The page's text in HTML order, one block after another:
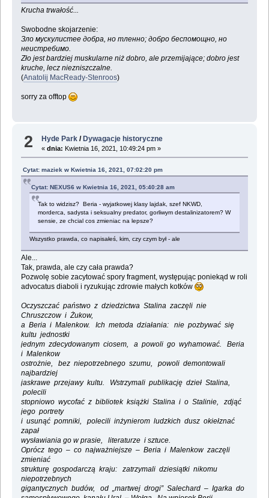
Krucha trwałość...
Swobodne skojarzenie:
Зло мускулистее добра, но тленно; добро беспомощно, но
неистребимо.
Zło jest bardziej muskularne niż dobro, ale przemijające; dobro jest
kruche, lecz niezniszczalne.
(Anatolij MacReady-Stenroos)
sorry za offtop
2 Hyde Park /Dywagacje historyczne
«dnia: Kwietnia 16, 2021, 10:49:24 pm »
Cytat: maziek w Kwietnia 16, 2021, 07:02:20 pm
Cytat: NEXUS6 w Kwietnia 16, 2021, 05:40:28 am
Tak to widzisz? Beria - wyjatkowej klasy lajdak, szef NKWD,
morderca, sadysta i seksualny predator, gorliwym destalinizatorem? W
sensie, ze chcial cos zmieniac na lepsze?
Wszystko prawda, co napisałeś, kim, czy czym był - ale
Ale...
Tak, prawda, ale czy cała prawda?
Pozwolę sobie zacytować spory fragment, występując poniekąd w roli
advocatus diaboli i ryzukując zdrowie małych kotków
Oczyszczać państwo z dziedzictwa Stalina zaczęli nie
Chruszczow i Żukow,
a Beria i Malenkow. Ich metoda działania: nie pozbywać się
kultu jednostki
jednym zdecydowanym ciosem, a powoli go wyhamować. Beria
i Malenkow
ostrożnie, bez niepotrzebnego szumu, powoli demontowali
najbardziej
jaskrawe przejawy kultu. Wstrzymali publikację dzieł Stalina,
polecili
stopniowo wycofać z bibliotek książki Stalina i o Stalinie, zdjąć
jego portrety
i usunąć pomniki, polecili inżynierom ludzkich dusz okiełznać
zapał
wysławiania go w prasie, literaturze i sztuce.
Oprócz tego – co najważniejsze – Beria i Malenkow zaczęli
zmieniać
strukturę gospodarczą kraju: zatrzymali dziesiątki nikomu
niepotrzebnych
gigantycznych budów, od „martwej drogi” Salechard – Igarka do